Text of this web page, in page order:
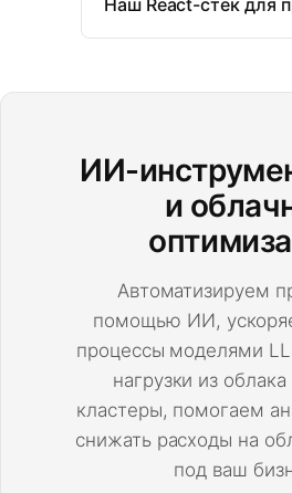
ИИ-
и
Автоматизируем
помощью ИИ,
процессы моделями
нагрузки из
кластеры, помогаем
снижать расходы на
под ваш